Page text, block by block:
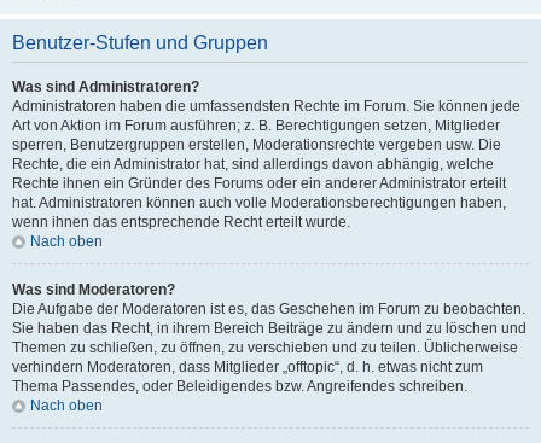
Benutzer-Stufen und Gruppen
Was sind Administratoren?
Administratoren haben die umfassendsten Rechte im Forum. Sie können jede
Art von Aktion im Forum ausführen; z. B. Berechtigungen setzen, Mitglieder
sperren, Benutzergruppen erstellen, Moderationsrechte vergeben usw. Die
Rechte, die ein Administrator hat, sind allerdings davon abhängig, welche
Rechte ihnen ein Gründer des Forums oder ein anderer Administrator erteilt
hat. Administratoren können auch volle Moderationsberechtigungen haben,
wenn ihnen das entsprechende Recht erteilt wurde.
Nach oben
Was sind Moderatoren?
Die Aufgabe der Moderatoren ist es, das Geschehen im Forum zu beobachten.
Sie haben das Recht, in ihrem Bereich Beiträge zu ändern und zu löschen und
Themen zu schließen, zu öffnen, zu verschieben und zu teilen. Üblicherweise
verhindern Moderatoren, dass Mitglieder „offtopic“, d. h. etwas nicht zum
Thema Passendes, oder Beleidigendes bzw. Angreifendes schreiben.
Nach oben